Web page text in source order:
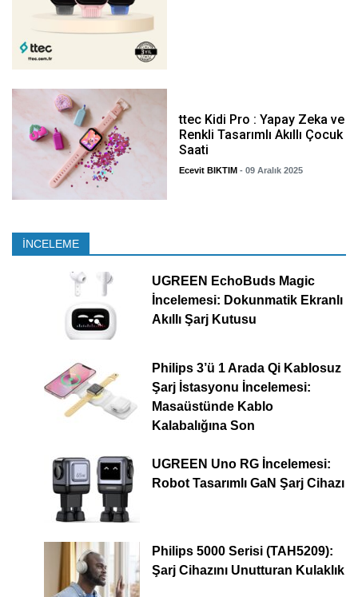
ttec Kidi Pro : Yapay Zeka ve
Renkli Tasarımlı Akıllı Çocuk
Saati
Ecevit BIKTIM - 09 Aralık 2025
İNCELEME
UGREEN EchoBuds Magic
İncelemesi: Dokunmatik Ekranlı
Akıllı Şarj Kutusu
Philips 3’ü 1 Arada Qi Kablosuz
Şarj İstasyonu İncelemesi:
Masaüstünde Kablo
Kalabalığına Son
UGREEN Uno RG İncelemesi:
Robot Tasarımlı GaN Şarj Cihazı
Philips 5000 Serisi (TAH5209):
Şarj Cihazını Unutturan Kulaklık